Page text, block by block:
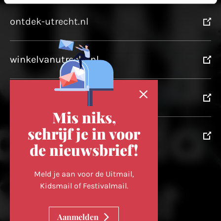
ontdek-utrecht.nl
winkelvanutrecht.nl
utrechtpartners.nl
Volg ons op
Mis niks,
schrijf je in voor
de nieuwsbrief!
Meld je aan voor de Uitmail,
Kidsmail of Festivalmail.
Aanmelden